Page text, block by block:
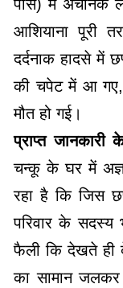
पास) में अचानक
आशियाना पूरी
दर्दनाक हादसे में
की चपेट में आ
मौत हो गई।
प्राप्त जानकारी
चन्कू के घर में
रहा है कि जिस
परिवार के
फैली कि देखते ही
का सामान